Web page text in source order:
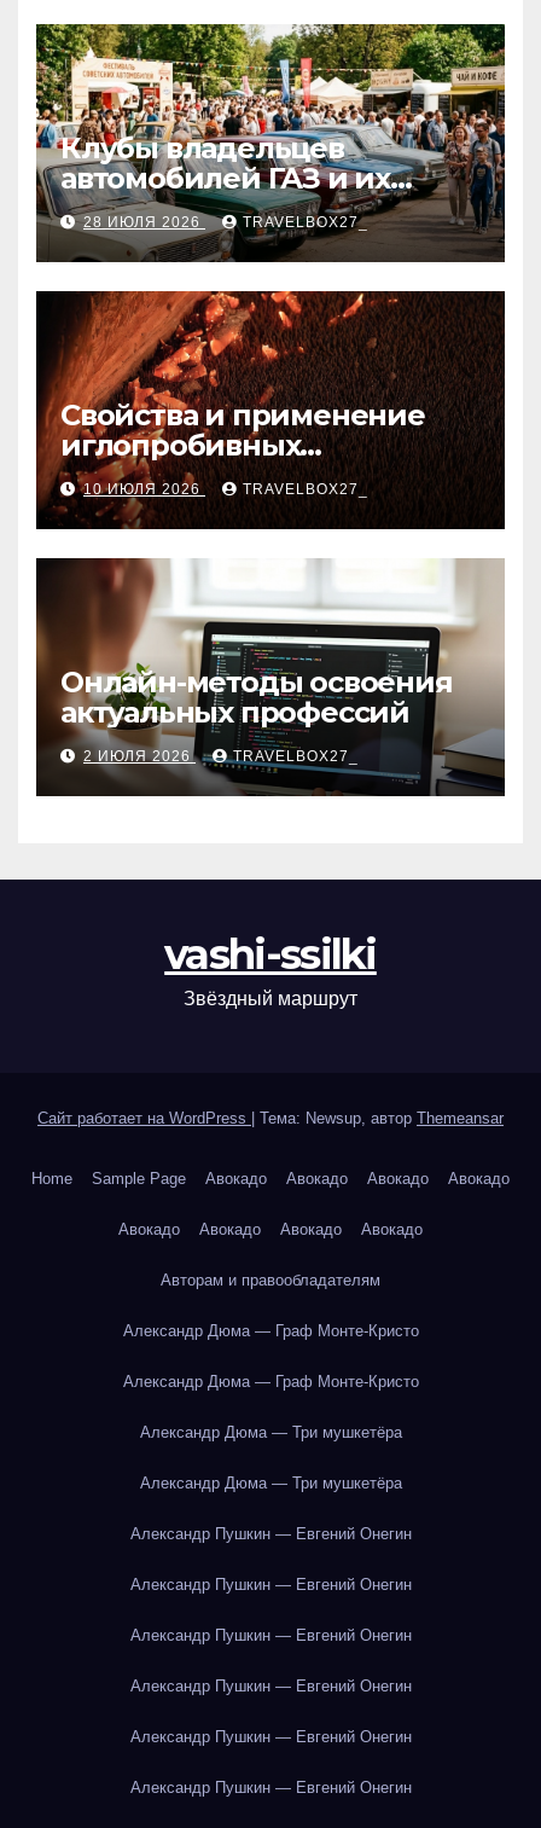
Клубы владельцев
автомобилей ГАЗ и их
мероприятия
28 ИЮЛЯ 2026 TRAVELBOX27_
Свойства и применение
иглопробивных
базальтовых огнеупорных
матов
10 ИЮЛЯ 2026 TRAVELBOX27_
Онлайн-методы освоения
актуальных профессий
2 ИЮЛЯ 2026 TRAVELBOX27_
vashi-ssilki
Звёздный маршрут
Сайт работает на WordPress Тема: Newsup, автор Themeansar
Home Sample Page Авокадо Авокадо Авокадо Авокадо
Авокадо Авокадо Авокадо Авокадо
Авторам и правообладателям
Александр Дюма — Граф Монте-Кристо
Александр Дюма — Граф Монте-Кристо
Александр Дюма — Три мушкетёра
Александр Дюма — Три мушкетёра
Александр Пушкин — Евгений Онегин
Александр Пушкин — Евгений Онегин
Александр Пушкин — Евгений Онегин
Александр Пушкин — Евгений Онегин
Александр Пушкин — Евгений Онегин
Александр Пушкин — Евгений Онегин